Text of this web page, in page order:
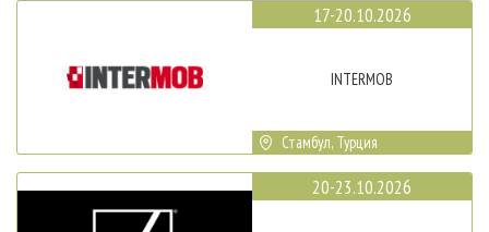
17-20.10.2026
INTERMOB
Стамбул, Турция
20-23.10.2026